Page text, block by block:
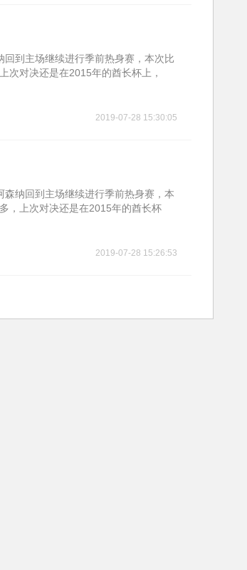
到主场继续进行季前热身赛，本次比
次对决还是在2015年的酋长杯上，
2019-07-28 15:30:05
纳回到主场继续进行季前热身赛，本
，上次对决还是在2015年的酋长杯
2019-07-28 15:26:53